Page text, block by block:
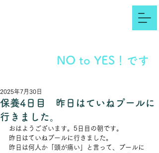
NO to YES！です
保養4日目 昨日はていねプールに
行きました。
2025年7月30日
おはようございます。5日目の朝です。
昨日はていねプールに行きました。
昨日は何人か「頭が痛い」と言って、プールに